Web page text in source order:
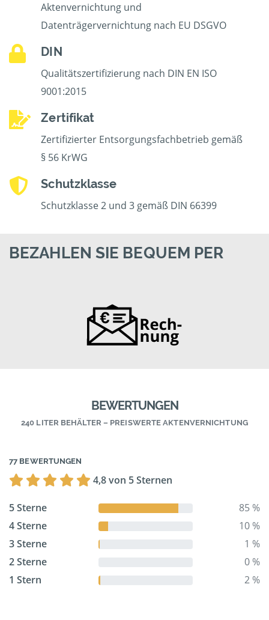
Aktenvernichtung und
Datenträgervernichtung nach EU DSGVO
DIN
Qualitätszertifizierung nach DIN EN ISO
9001:2015
Zertifikat
Zertifizierter Entsorgungsfachbetrieb gemäß
§ 56 KrWG
Schutzklasse
Schutzklasse 2 und 3 gemäß DIN 66399
BEZAHLEN SIE BEQUEM PER
BEWERTUNGEN
240 LITER BEHÄLTER – PREISWERTE AKTENVERNICHTUNG
77 BEWERTUNGEN
4,8 von 5 Sternen
5 Sterne
85 %
4 Sterne
10 %
3 Sterne
1 %
2 Sterne
0 %
1 Stern
2 %